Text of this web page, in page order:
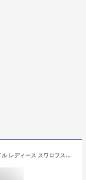
ネックレス【楽天1位受賞】 一粒★スマイル レディース スワロフスキー ジルコニア チェーン 45cm プラチナ ゴールド ピンクゴールド 18金 18k k18 仕上げ 母の日 誕生日プレゼント 女性 swarovski 金属アレルギー ネックレス シンプル ジュエリー アクセサリー